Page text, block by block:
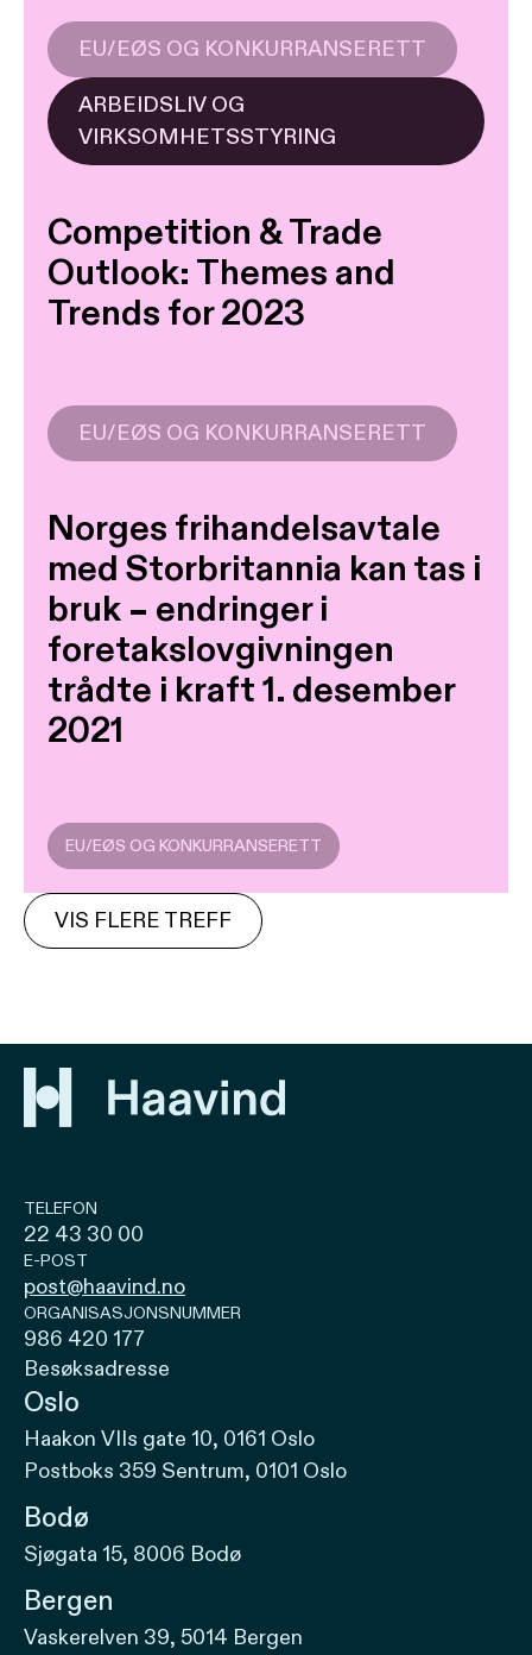
EU/EØS OG KONKURRANSERETT
ARBEIDSLIV OG
VIRKSOMHETSSTYRING
Competition & Trade
Outlook: Themes and
Trends for 2023
EU/EØS OG KONKURRANSERETT
Norges frihandelsavtale
med Storbritannia kan tas i
bruk – endringer i
foretakslovgivningen
trådte i kraft 1. desember
2021
EU/EØS OG KONKURRANSERETT
VIS FLERE TREFF
TELEFON
22 43 30 00
E-POST
post@haavind.no
ORGANISASJONSNUMMER
986 420 177
Besøksadresse
Oslo
Haakon VIIs gate 10, 0161 Oslo
Postboks 359 Sentrum, 0101 Oslo
Bodø
Sjøgata 15, 8006 Bodø
Bergen
Vaskerelven 39, 5014 Bergen